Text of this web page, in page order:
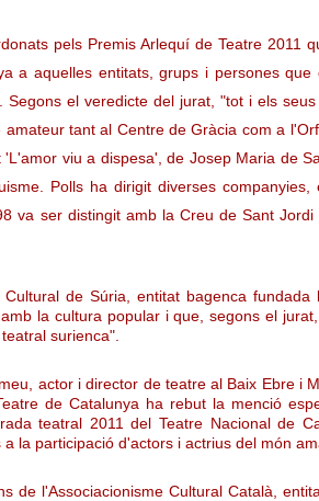
pels Premis Arlequí de Teatre 2011
a aquelles entitats, grups i persones que
el veredicte del jurat, "tot i els
tant al Centre de Gràcia com a
viu a dispesa', de Josep Maria de
Polls ha dirigit diverses companyies,
va ser distingit amb la Creu de Sant
de Súria, entitat bagenca fundada
la cultura popular i que, segons el
surienca".
actor i director de teatre al Baix Ebre i
de Catalunya ha rebut la menció
teatral 2011 del Teatre Nacional de
la participació d'actors i actrius del món
de l'Associacionisme Cultural Català,